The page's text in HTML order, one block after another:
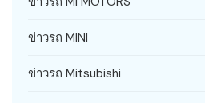
ข่าวรถ MINI
ข่าวรถ Mitsubishi